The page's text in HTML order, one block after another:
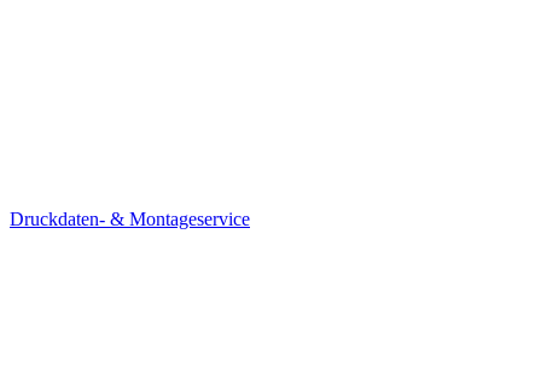
Druckdaten- & Montageservice